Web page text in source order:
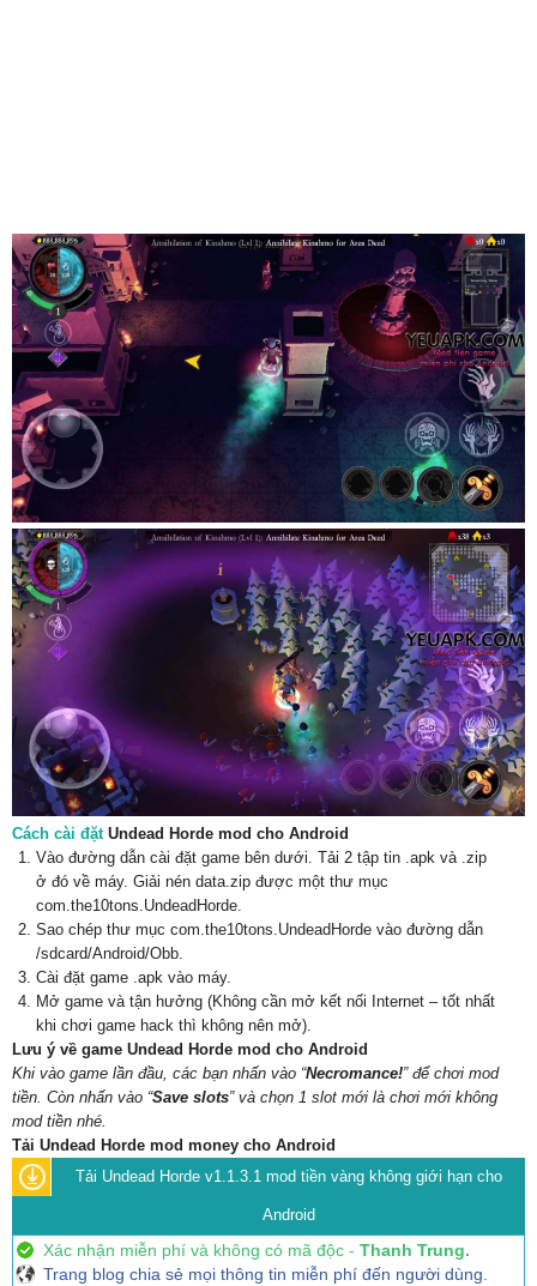
Cách cài đặtUndead Horde mod cho Android
Vào đường dẫn cài đặt game bên dưới. Tải 2 tập tin .apk và .zip
ở đó về máy. Giải nén data.zip được một thư mục
com.the10tons.UndeadHorde.
Sao chép thư mục com.the10tons.UndeadHorde vào đường dẫn
/sdcard/Android/Obb.
Cài đặt game .apk vào máy.
Mở game và tận hưởng (Không cần mở kết nối Internet – tốt nhất
khi chơi game hack thì không nên mở).
Lưu ý về game Undead Horde mod cho Android
Khi vào game lần đầu, các bạn nhấn vào “Necromance!” để chơi mod
tiền. Còn nhấn vào “Save slots” và chọn 1 slot mới là chơi mới không
mod tiền nhé.
Tải Undead Horde mod money cho Android
Tải Undead Horde v1.1.3.1 mod tiền vàng không giới hạn cho
Android
Xác nhận miễn phí và không có mã độc - Thanh Trung.
Trang blog chia sẻ mọi thông tin miễn phí đến người dùng.